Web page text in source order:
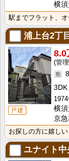
横
駅までフラット、
浦上台2丁
戸建
8.0
3DK
横
京
お探しの方に嬉し
ユナイト